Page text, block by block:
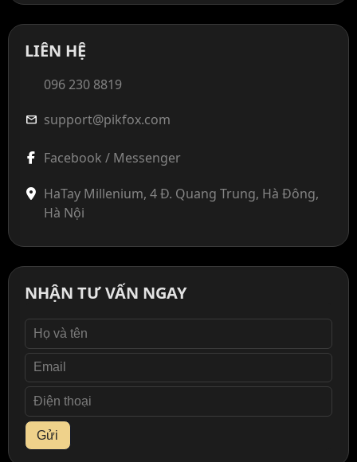
LIÊN HỆ
096 230 8819
mail support@pikfox.com
Facebook / Messenger
HaTay Millenium, 4 Đ. Quang Trung, Hà Đông,
Hà Nội
NHẬN TƯ VẤN NGAY
Gửi